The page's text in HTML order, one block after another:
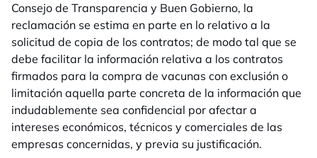
Consejo de Transparencia y Buen Gobierno, la
reclamación se estima en parte en lo relativo a la
solicitud de copia de los contratos; de modo tal que se
debe facilitar la información relativa a los contratos
firmados para la compra de vacunas con exclusión o
limitación aquella parte concreta de la información que
indudablemente sea confidencial por afectar a
intereses económicos, técnicos y comerciales de las
empresas concernidas, y previa su justificación.